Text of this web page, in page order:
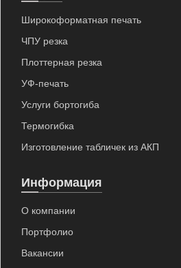
Широкоформатная печать
ЧПУ резка
Плоттерная резка
УФ-печать
Услуги бортогиба
Термогибка
Изготовление табличек из АКП
Информация
О компании
Портфолио
Вакансии